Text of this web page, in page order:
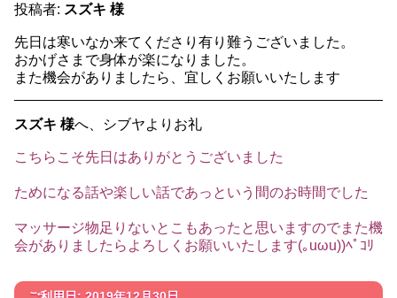
投稿者: スズキ 様
先日は寒いなか来てくださり有り難うございました。
おかげさまで身体が楽になりました。
また機会がありましたら、宜しくお願いいたします
スズキ 様へ、シブヤよりお礼
こちらこそ先日はありがとうございました
ためになる話や楽しい話であっという間のお時間でした
マッサージ物足りないとこもあったと思いますのでまた機
会がありましたらよろしくお願いいたします(｡uωu))ﾍﾟｺﾘ